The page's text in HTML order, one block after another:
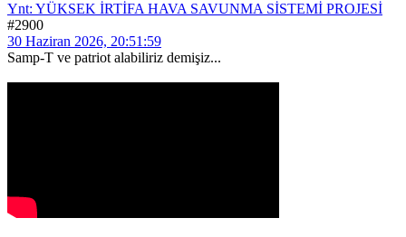
Ynt: YÜKSEK İRTİFA HAVA SAVUNMA SİSTEMİ PROJESİ
#2900
30 Haziran 2026, 20:51:59
Samp-T ve patriot alabiliriz demişiz...